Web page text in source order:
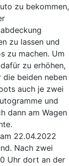
zu bekommen,
zu lassen und
zu machen. Um
zu erhöhen,
beiden neben
auch je zwei
und
dann am Wagen
22.04.2022
Nach zwei
Uhr dort an der